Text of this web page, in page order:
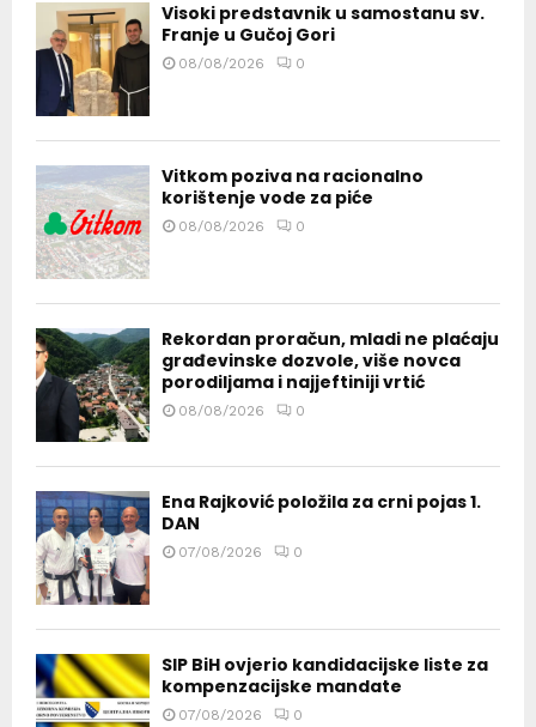
Visoki predstavnik u samostanu sv.
Franje u Gučoj Gori
08/08/2026 0
Vitkom poziva na racionalno
korištenje vode za piće
08/08/2026 0
Rekordan proračun, mladi ne plaćaju
građevinske dozvole, više novca
porodiljama i najjeftiniji vrtić
08/08/2026 0
Ena Rajković položila za crni pojas 1.
DAN
07/08/2026 0
SIP BiH ovjerio kandidacijske liste za
kompenzacijske mandate
07/08/2026 0